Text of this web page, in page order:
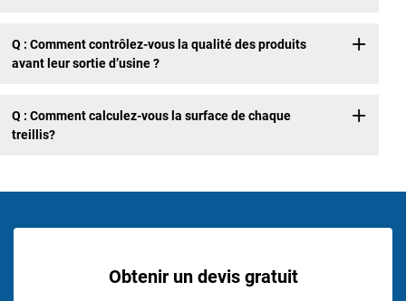
Q : Comment contrôlez-vous la qualité des produits
avant leur sortie d’usine ?
Q : Comment calculez-vous la surface de chaque
treillis?
Obtenir un devis gratuit